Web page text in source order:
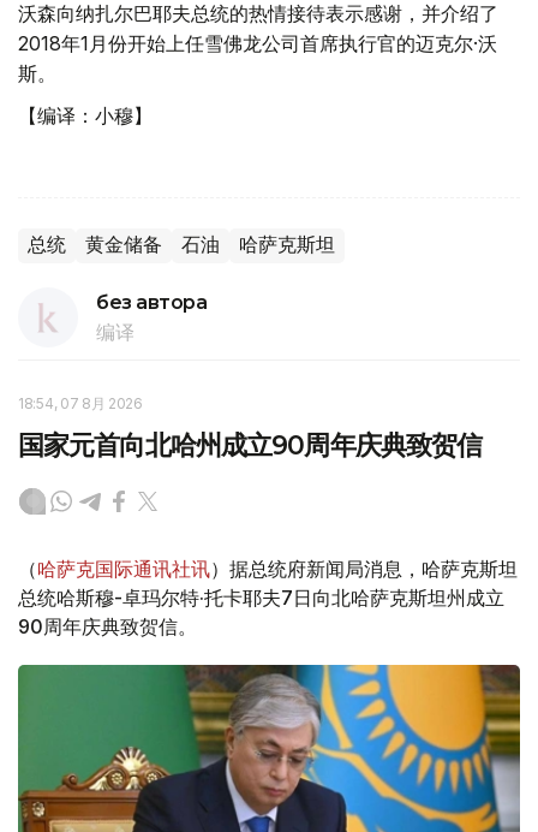
沃森向纳扎尔巴耶夫总统的热情接待表示感谢，并介绍了
2018年1月份开始上任雪佛龙公司首席执行官的迈克尔·沃
斯。
【编译：小穆】
总统 黄金储备 石油 哈萨克斯坦
без автора
编译
18:54, 07 8月 2026
国家元首向北哈州成立90周年庆典致贺信
（哈萨克国际通讯社讯）据总统府新闻局消息，哈萨克斯坦
总统哈斯穆-卓玛尔特·托卡耶夫7日向北哈萨克斯坦州成立
90周年庆典致贺信。